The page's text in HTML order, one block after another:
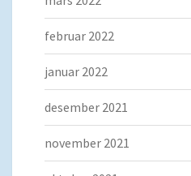
februar 2022
januar 2022
desember 2021
november 2021